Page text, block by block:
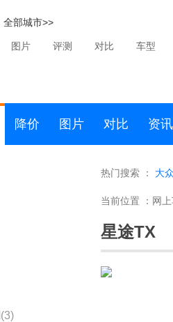
全部城市>>
图片 评测 对比 车型
降价 图片 对比 资讯
(3)
热门搜索 ： 大
当前位置 ： 网
星途TX